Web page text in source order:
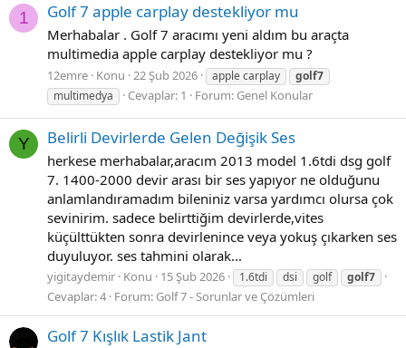
1 Golf 7 apple carplay destekliyor mu
Merhabalar . Golf 7 aracımı yeni aldım bu araçta
multimedia apple carplay destekliyor mu ?
12emre Konu 22 Şub 2026 apple carplay
golf7
multimedya
Cevaplar: 1 Forum: Genel Konular
Y Belirli Devirlerde Gelen Değişik Ses
herkese merhabalar,aracım 2013 model 1.6tdi dsg golf
7. 1400-2000 devir arası bir ses yapıyor ne olduğunu
anlamlandıramadım bileniniz varsa yardımcı olursa çok
sevinirim. sadece belirttiğim devirlerde,vites
küçülttükten sonra devirlenince veya yokuş çıkarken ses
duyuluyor. ses tahmini olarak...
yigitaydemir Konu 15 Şub 2026 1.6tdi dsi golf golf7
Cevaplar: 4 Forum: Golf 7 - Sorunlar ve Çözümleri
Golf 7 Kışlık Lastik Jant